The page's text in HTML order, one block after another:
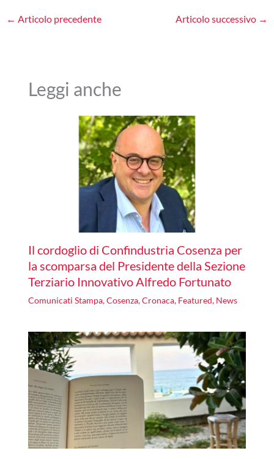
← Articolo precedente Articolo successivo →
Leggi anche
Il cordoglio di Confindustria Cosenza per
la scomparsa del Presidente della Sezione
Terziario Innovativo Alfredo Fortunato
Comunicati Stampa,Cosenza,Cronaca, Featured, News